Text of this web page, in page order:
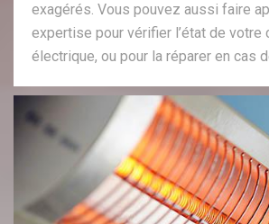
exagérés. Vous pouvez aussi faire
expertise pour vérifier l’état de votre
électrique, ou pour la réparer en cas